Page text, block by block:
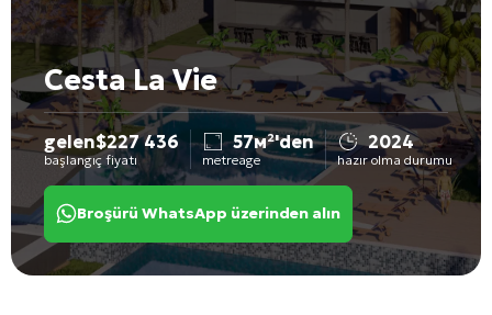
Cesta La Vie
gelen$227 436
başlangıç fiyatı
57м²'den
metreage
2024
hazır olma durumu
Broşürü WhatsApp üzerinden alın